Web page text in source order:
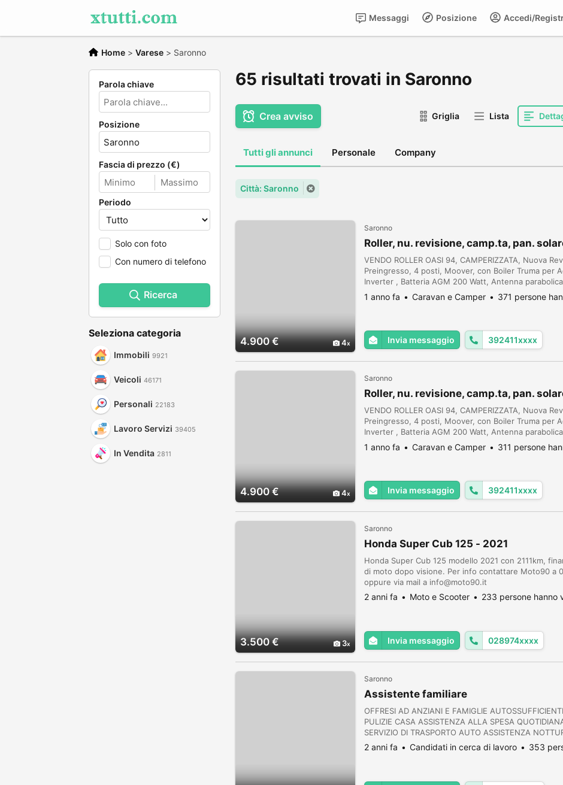
Accedi/
Posizione
Messaggi
Home > Varese > Saronno
Parola chiave
Posizione
Fascia di prezzo (€)
Periodo
Solo con foto
Con numero di telefono
Ricerca
Seleziona categoria
Immobili 9921
Veicoli 46171
Personali 22183
Lavoro Servizi 39405
In Vendita 2811
65 risultati trovati in Saronno
Crea avviso Griglia Lista
Tutti gli annunci Personale Company
Città: Saronno
4.900 € 4
Saronno
Roller, nu. revisione, camp.ta, pan.
VENDO ROLLER OASI 94, CAMPERIZZATA, Nuova
Preingresso, 4 posti, Moover, con Boiler Truma per
Inverter , Batteria AGM 200 Watt, Antenna
Esterno, Gomme Nuove, Cassetta WC Estraibile
Funzionanti...
1 anno fa Caravan e Camper 371 persone
Invia messaggio 392411xxxx
4.900 € 4
Saronno
Roller, nu. revisione, camp.ta, pan.
VENDO ROLLER OASI 94, CAMPERIZZATA, Nuova
Preingresso, 4 posti, Moover, con Boiler Truma per
Inverter , Batteria AGM 200 Watt, Antenna
Esterno, Gomme Nuove, Cassetta WC Estraibile
Funzionanti...
1 anno fa Caravan e Camper 311 persone
Invia messaggio 392411xxxx
3.500 € 3
Saronno
Honda Super Cub 125 - 2021
Honda Super Cub 125 modello 2021 con 2111km,
di moto dopo visione. Per info contattare Moto90 a
oppure via mail a info@moto90.it
2 anni fa Moto e Scooter 233 persone hanno
Invia messaggio 028974xxxx
Saronno
Assistente familiare
OFFRESI AD ANZIANI E FAMIGLIE
PULIZIE CASA ASSISTENZA ALLA SPESA
SERVIZIO DI TRASPORTO AUTO ASSISTENZA
2 anni fa Candidati in cerca di lavoro 353